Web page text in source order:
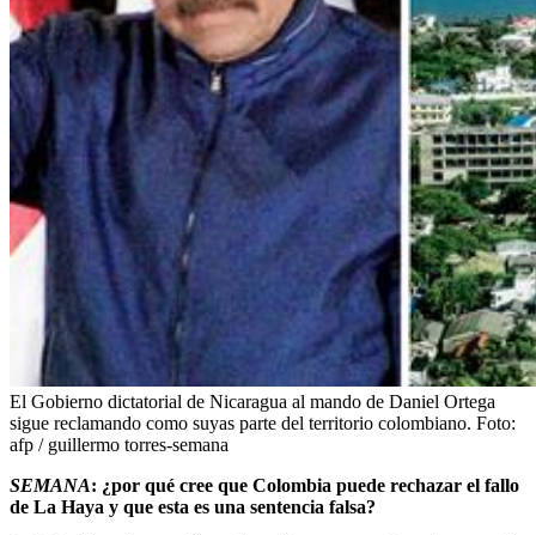
El Gobierno dictatorial de Nicaragua al mando de Daniel Ortega
sigue reclamando como suyas parte del territorio colombiano. Foto:
afp / guillermo torres-semana
SEMANA: ¿por qué cree que Colombia puede rechazar el fallo
de La Haya y que esta es una sentencia falsa?